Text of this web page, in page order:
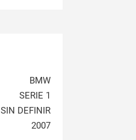
BMW
SERIE 1
SIN DEFINIR
2007